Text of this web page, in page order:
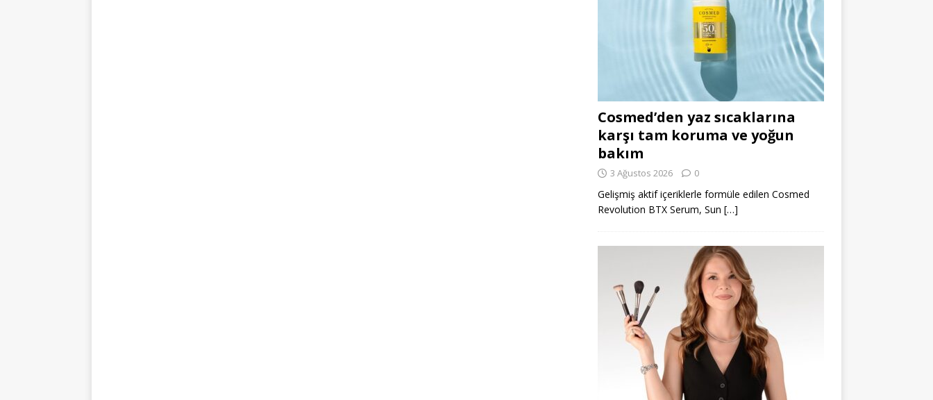
Cosmed’den yaz sıcaklarına
karşı tam koruma ve yoğun
bakım
3 Ağustos 2026 0
Gelişmiş aktif içeriklerle formüle edilen Cosmed
Revolution BTX Serum, Sun […]